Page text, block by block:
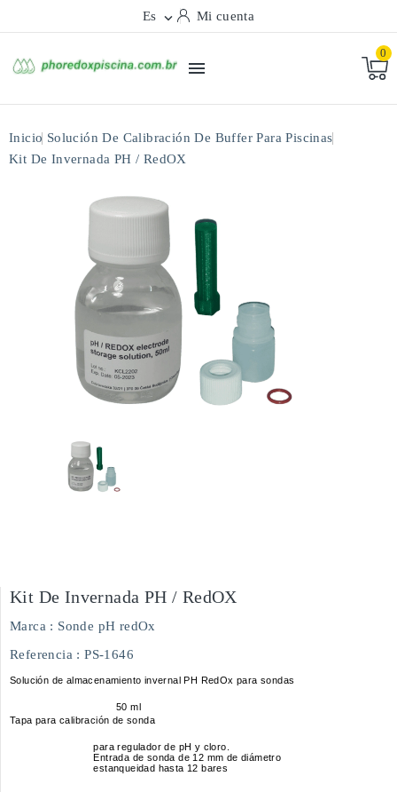
Es  Mi cuenta

0
Inicio Solución De Calibración De Buffer Para Piscinas
Kit De Invernada PH / RedOX
Kit De Invernada PH / RedOX
Marca : Sonde pH redOx
Referencia : PS-1646
Solución de almacenamiento invernal PH RedOx para sondas
50 ml
Tapa para calibración de sonda
para regulador de pH y cloro.
Entrada de sonda de 12 mm de diámetro
estanqueidad hasta 12 bares